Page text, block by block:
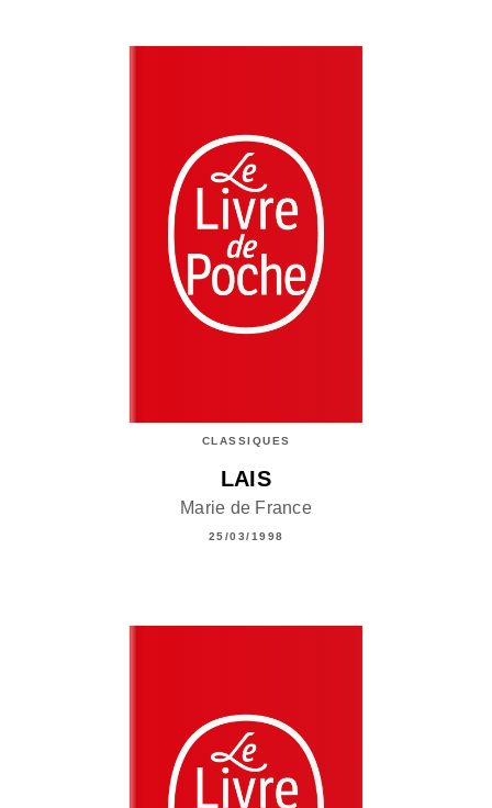
CLASSIQUES
LAIS
Marie de France
25/03/1998